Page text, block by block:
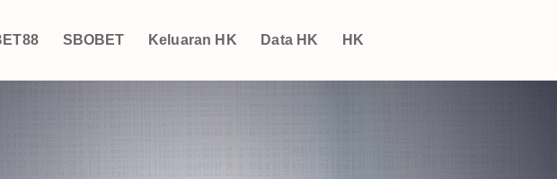
SBOBET Keluaran HK Data HK HK